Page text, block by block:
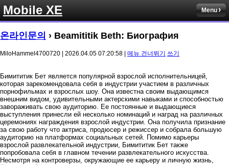
Mobile XE Menu
온라인문의 › Beamititik Beth: Биография
MiloHammel4700720 | 2026.04.05 07:20:58 | 메뉴 건너뛰기 쓰기
Бимититик Бет является популярной взрослой исполнительницей,
которая зарекомендовала себя в индустрии участием в различных
порнофильмах и взрослых шоу. Она известна своим выдающимся
внешним видом, удивительными актерскими навыками и способностью
завораживать свою аудиторию. Ее постоянные и выдающиеся
выступления принесли ей несколько номинаций и наград на различных
церемониях награждения взрослой индустрии. Она получила признание
за свою работу что актриса, продюсер и режиссер и собрала большую
аудиторию на платформах социальных сетей. Помимо карьеры
взрослой развлекательной индустрии, Бимититик Бет также
попробовала себя в главном течении развлекательного искусства.
Несмотря на контроверзы, окружающие ее карьеру и личную жизнь,